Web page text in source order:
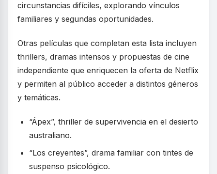
circunstancias difíciles, explorando vínculos
familiares y segundas oportunidades.
Otras películas que completan esta lista incluyen
thrillers, dramas intensos y propuestas de cine
independiente que enriquecen la oferta de Netflix
y permiten al público acceder a distintos géneros
y temáticas.
“Ápex”, thriller de supervivencia en el desierto
australiano.
“Los creyentes”, drama familiar con tintes de
suspenso psicológico.